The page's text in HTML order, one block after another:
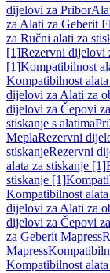
dijelovi za Pribor
za Alati za Geberit
za Ručni alati za
[1]Rezervni dijelovi
[1]Kompatibilnost
Kompatibilnost
dijelovi za Alati za
dijelovi za Čepovi
stiskanje s alatima
MeplaRezervni
stiskanjeRezervni
alata za stiskanje [1]
stiskanje [1]
Kompatibilnost
dijelovi za Alati za
dijelovi za Čepovi
za Geberit Mapress
Mapress
Kompatibilnost